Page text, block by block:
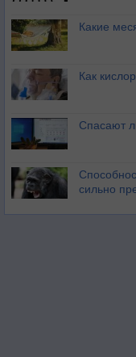
Какие
Как
Спасают
сильно